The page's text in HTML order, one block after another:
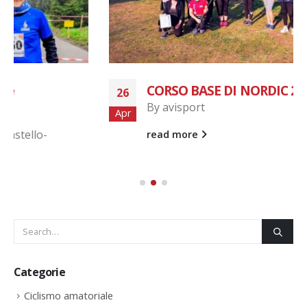
CORSO BASE DI NORDIC 24-4-2021
avisport
Ciclismo amatoriale
Gallery